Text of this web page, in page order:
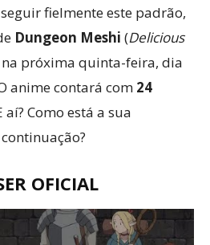
seguir fielmente este padrão,
Dungeon Meshi (Delicious
na próxima quinta-feira, dia
anime contará com 24
aí? Como está a sua
OFICIAL